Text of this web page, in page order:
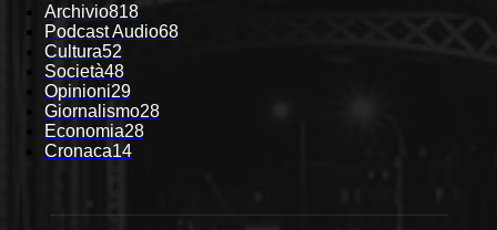
Archivio818
Podcast Audio68
Cultura52
Società48
Opinioni29
Giornalismo28
Economia28
Cronaca14